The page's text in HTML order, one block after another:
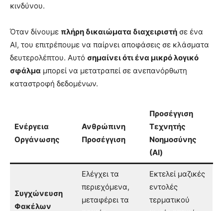
κινδύνου.
Όταν δίνουμε πλήρη δικαιώματα διαχειριστή σε ένα
AI, του επιτρέπουμε να παίρνει αποφάσεις σε κλάσματα
δευτερολέπτου. Αυτό σημαίνει ότι ένα μικρό λογικό
σφάλμα μπορεί να μετατραπεί σε ανεπανόρθωτη
καταστροφή δεδομένων.
Ενέργεια
Οργάνωσης
Ανθρώπινη
Προσέγγιση
Προσέγγιση
Τεχνητής
Νοημοσύνης
(ΑΙ)
Συγχώνευση
Φακέλων
Ελέγχει τα
περιεχόμενα,
μεταφέρει τα
Εκτελεί μαζικές
εντολές
τερματικού